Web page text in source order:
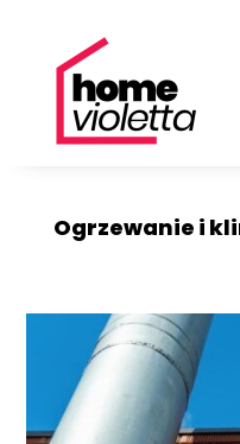
Ogrzewanie i